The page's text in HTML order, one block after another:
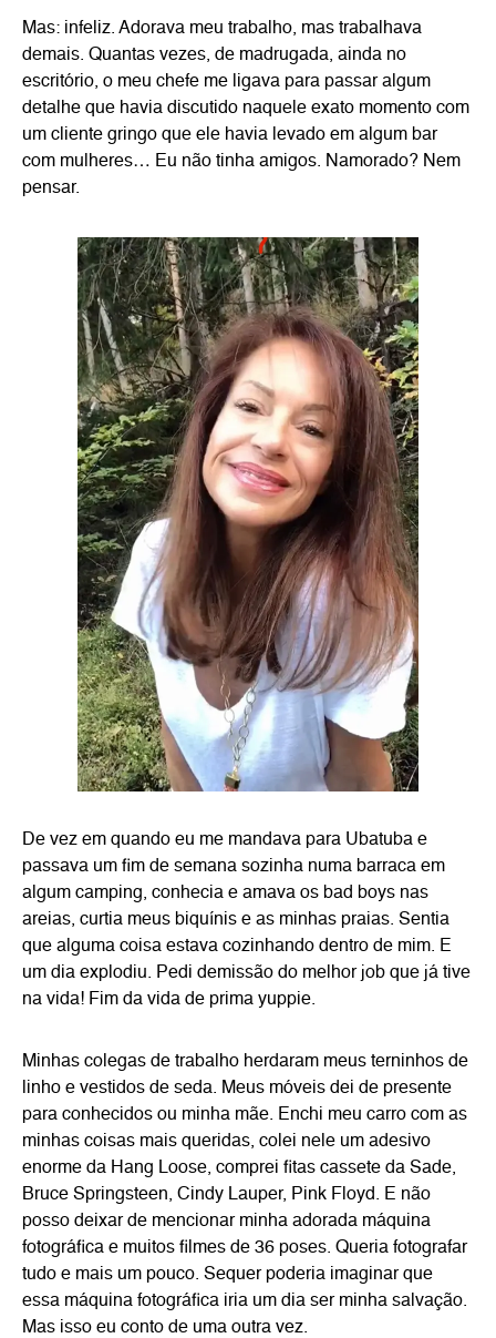
Mas: infeliz. Adorava meu trabalho, mas trabalhava
demais. Quantas vezes, de madrugada, ainda no
escritório, o meu chefe me ligava para passar algum
detalhe que havia discutido naquele exato momento com
um cliente gringo que ele havia levado em algum bar
com mulheres… Eu não tinha amigos. Namorado? Nem
pensar.
De vez em quando eu me mandava para Ubatuba e
passava um fim de semana sozinha numa barraca em
algum camping, conhecia e amava os bad boys nas
areias, curtia meus biquínis e as minhas praias. Sentia
que alguma coisa estava cozinhando dentro de mim. E
um dia explodiu. Pedi demissão do melhor job que já tive
na vida! Fim da vida de prima yuppie.
Minhas colegas de trabalho herdaram meus terninhos de
linho e vestidos de seda. Meus móveis dei de presente
para conhecidos ou minha mãe. Enchi meu carro com as
minhas coisas mais queridas, colei nele um adesivo
enorme da Hang Loose, comprei fitas cassete da Sade,
Bruce Springsteen, Cindy Lauper, Pink Floyd. E não
posso deixar de mencionar minha adorada máquina
fotográfica e muitos filmes de 36 poses. Queria fotografar
tudo e mais um pouco. Sequer poderia imaginar que
essa máquina fotográfica iria um dia ser minha salvação.
Mas isso eu conto de uma outra vez.